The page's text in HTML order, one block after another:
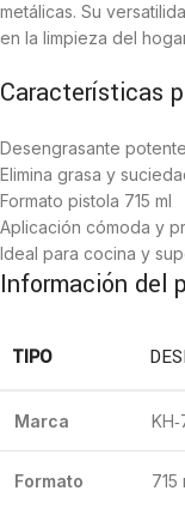
metálicas. Su
en la limpieza del
Características
Desengrasante potente
Elimina grasa y
Formato pistola 715 ml
Aplicación cómoda y
Ideal para cocina y
Información del
TIPO
Marca
Formato 715